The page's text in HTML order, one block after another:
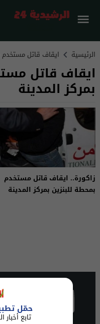
الرئيسية ايقاف قاتل مستخدم
ايقاف قاتل
بمركز المدينة
زاكورة.. ايقاف قاتل مستخدم
بمحطة للبنزين بمركز المدينة
حمّل
تابع